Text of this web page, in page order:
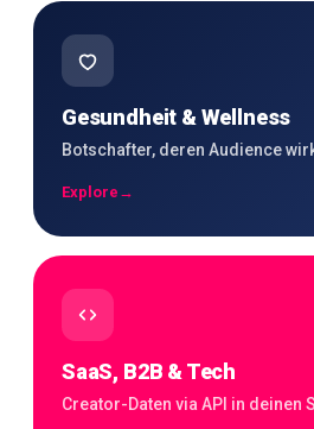
Gesundheit & Wellness
Botschafter, deren Audience
Explore →
SaaS, B2B & Tech
Creator-Daten via API in deinen